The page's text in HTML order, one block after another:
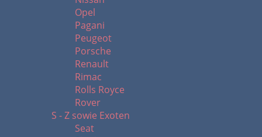
Opel
Pagani
Peugeot
Porsche
Renault
Rimac
Rolls Royce
Rover
S - Z sowie Exoten
Seat